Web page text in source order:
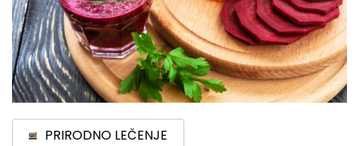
PRIRODNO LEČENJE